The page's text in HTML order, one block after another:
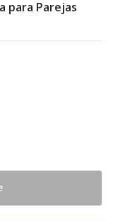
para Parejas